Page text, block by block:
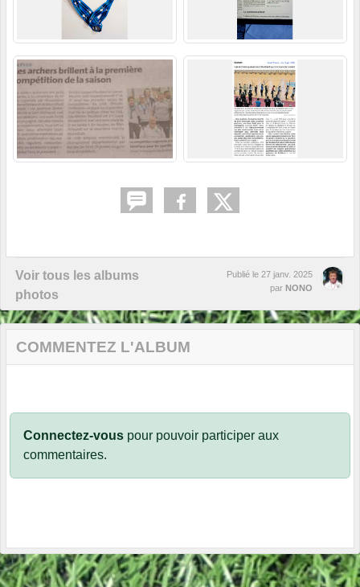
Voir tous les albums
photos
Publié le 27 janv. 2025
par NONO
COMMENTEZ L'ALBUM
Connectez-vous pour pouvoir participer aux
commentaires.